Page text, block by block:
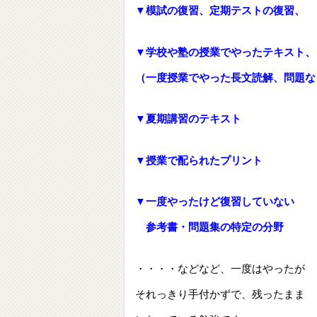
▼模試の復習、定期テストの復習、
▼学校や塾の授業でやったテキスト、
（一度授業でやった長文読解、問題
▼夏期講習のテキスト
▼授業で配られたプリント
▼一度やったけど復習していない
参考書・問題集の特定の分野
・・・・などなど、一度はやったが
それっきり手付かずで、残ったまま